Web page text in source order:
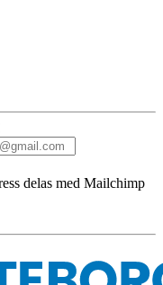
delas med Mailchimp